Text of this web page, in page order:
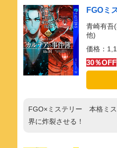
FGOミ
青崎有吾
他)
価格：
30％OFF
FGO×ミステリー 本格ミス
界に炸裂させる！